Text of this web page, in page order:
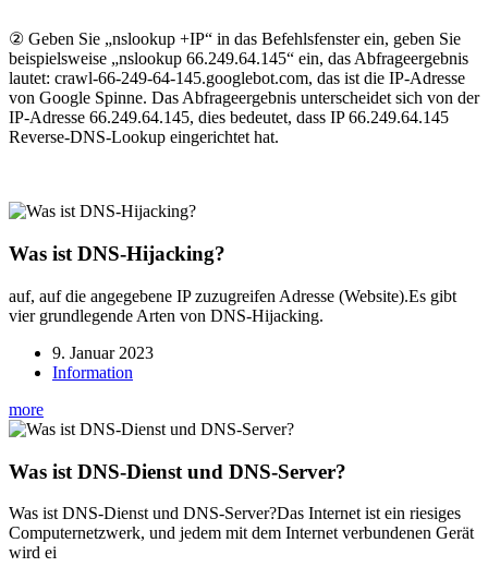
② Geben Sie „nslookup +IP“ in das Befehlsfenster ein, geben Sie
beispielsweise „nslookup 66.249.64.145“ ein, das Abfrageergebnis
lautet: crawl-66-249-64-145.googlebot.com, das ist die IP-Adresse
von Google Spinne. Das Abfrageergebnis unterscheidet sich von der
IP-Adresse 66.249.64.145, dies bedeutet, dass IP 66.249.64.145
Reverse-DNS-Lookup eingerichtet hat.
Was ist DNS-Hijacking?
auf, auf die angegebene IPzuzugreifen Adresse (Website).Es gibt
vier grundlegende Arten von DNS-Hijacking.
9. Januar 2023
Information
more
Was ist DNS-Dienst und DNS-Server?
Was ist DNS-Dienst und DNS-Server?Das Internet ist ein riesiges
Computernetzwerk, und jedem mit dem Internet verbundenen Gerät
wird ei